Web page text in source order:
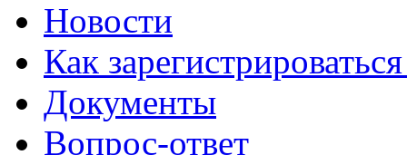
Новости
Как
Документы
Вопрос-ответ